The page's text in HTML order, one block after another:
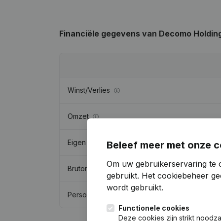
Financiële gegevens van Decomo
Winst/Verlies
Omzet
Eigen vermogen
Brutomarge
Personeel
Beleef meer met onze
Om uw gebruikerservaring te
gebruikt. Het cookiebeheer
wordt gebruikt.
Functionele cookies
Deze cookies zijn strikt